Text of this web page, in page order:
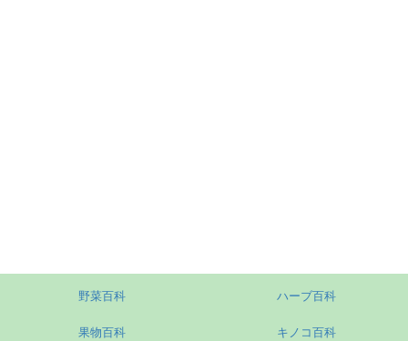
野菜百科
果物百科
ハーブ百科
キノコ百科